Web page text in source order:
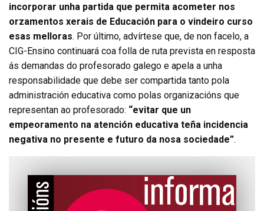
incorporar unha partida que permita acometer nos
orzamentos xerais de Educación para o vindeiro curso
esas melloras. Por último, advírtese que, de non facelo, a
CIG-Ensino continuará coa folla de ruta prevista en resposta
ás demandas do profesorado galego e apela a unha
responsabilidade que debe ser compartida tanto pola
administración educativa como polas organizacións que
representan ao profesorado: “evitar que un
empeoramento na atención educativa teña incidencia
negativa no presente e futuro da nosa sociedade”.